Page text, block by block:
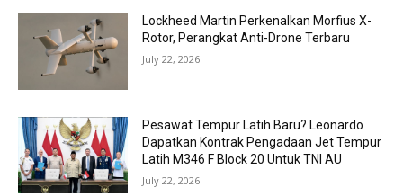
Lockheed Martin Perkenalkan Morfius X-
Rotor, Perangkat Anti-Drone Terbaru
July 22, 2026
Pesawat Tempur Latih Baru? Leonardo
Dapatkan Kontrak Pengadaan Jet Tempur
Latih M346 F Block 20 Untuk TNI AU
July 22, 2026